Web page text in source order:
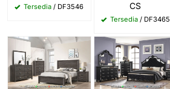
Tersedia / DF3546
CS
Tersedia/ DF3465